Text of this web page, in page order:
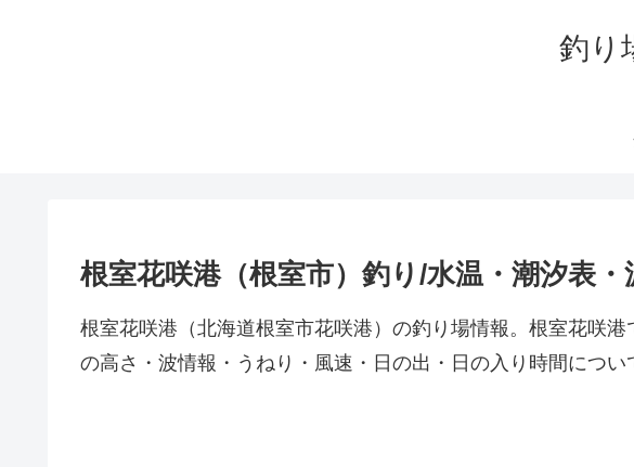
釣り
根室花咲港（根室市）釣り/水温・潮汐表
根室花咲港（北海道根室市花咲港）の釣り場情報。根室花咲
の高さ・波情報・うねり・風速・日の出・日の入り時間につい